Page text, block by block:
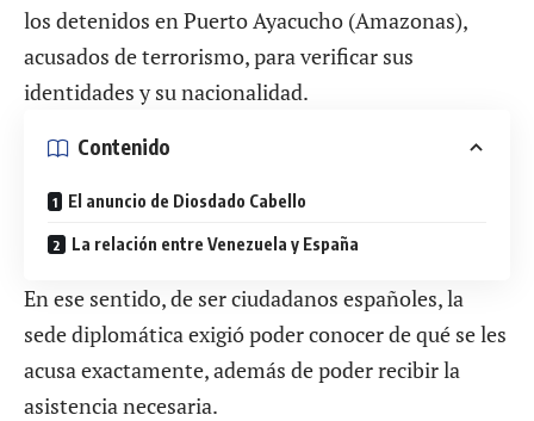
los detenidos en Puerto Ayacucho (Amazonas),
acusados de terrorismo, para verificar sus
identidades y su nacionalidad.
Contenido
El anuncio de Diosdado Cabello
La relación entre Venezuela y España
En ese sentido, de ser ciudadanos españoles, la
sede diplomática exigió poder conocer de qué se les
acusa exactamente, además de poder recibir la
asistencia necesaria.